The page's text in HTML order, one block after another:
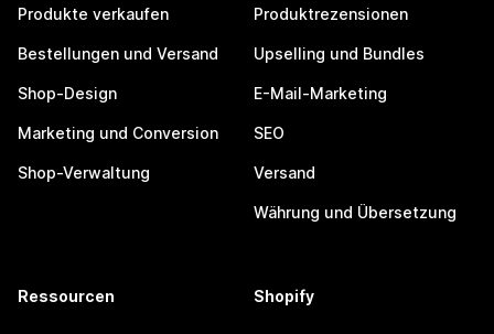
Produkte verkaufen
Bestellungen und Versand
Shop-Design
Marketing und Conversion
Shop-Verwaltung
Produktrezensionen
Upselling und Bundles
E-Mail-Marketing
SEO
Versand
Währung und Übersetzung
Ressourcen Shopify